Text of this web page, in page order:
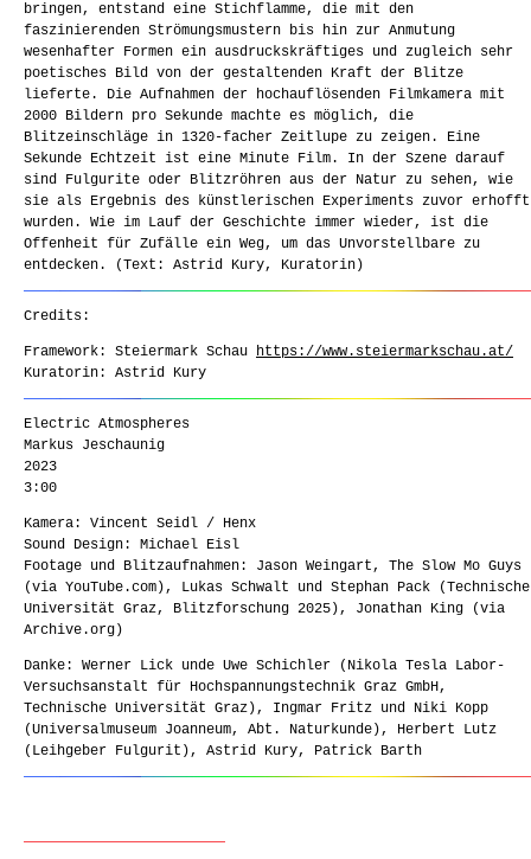
bringen, entstand eine Stichflamme, die mit den
faszinierenden Strömungsmustern bis hin zur Anmutung
wesenhafter Formen ein ausdruckskräftiges und zugleich sehr
poetisches Bild von der gestaltenden Kraft der Blitze
lieferte. Die Aufnahmen der hochauflösenden Filmkamera mit
2000 Bildern pro Sekunde machte es möglich, die
Blitzeinschläge in 1320-facher Zeitlupe zu zeigen. Eine
Sekunde Echtzeit ist eine Minute Film. In der Szene darauf
sind Fulgurite oder Blitzröhren aus der Natur zu sehen, wie
sie als Ergebnis des künstlerischen Experiments zuvor erhofft
wurden. Wie im Lauf der Geschichte immer wieder, ist die
Offenheit für Zufälle ein Weg, um das Unvorstellbare zu
entdecken. (Text: Astrid Kury, Kuratorin)
Credits:
Framework: Steiermark Schau https://www.steiermarkschau.at/
Kuratorin: Astrid Kury
Electric Atmospheres
Markus Jeschaunig
2023
3:00
Kamera: Vincent Seidl / Henx
Sound Design: Michael Eisl
Footage und Blitzaufnahmen: Jason Weingart, The Slow Mo Guys
(via YouTube.com), Lukas Schwalt und Stephan Pack (Technische
Universität Graz, Blitzforschung 2025), Jonathan King (via
Archive.org)
Danke: Werner Lick unde Uwe Schichler (Nikola Tesla Labor-
Versuchsanstalt für Hochspannungstechnik Graz GmbH,
Technische Universität Graz), Ingmar Fritz und Niki Kopp
(Universalmuseum Joanneum, Abt. Naturkunde), Herbert Lutz
(Leihgeber Fulgurit), Astrid Kury, Patrick Barth